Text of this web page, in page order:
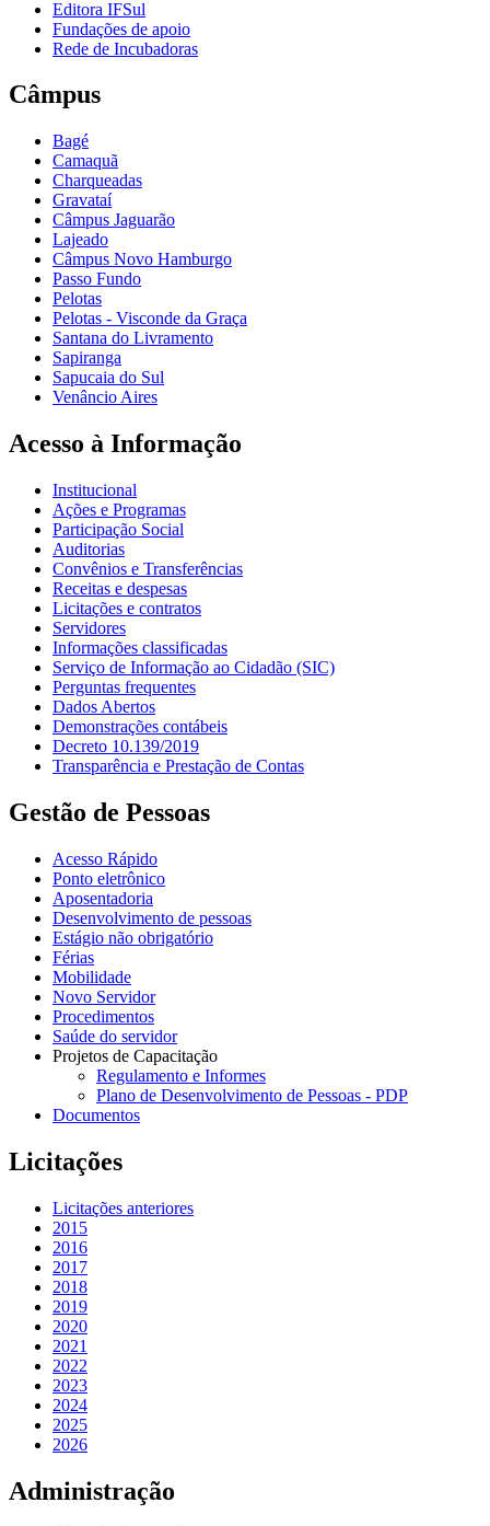
Editora IFSul
Fundações de apoio
Rede de Incubadoras
Câmpus
Bagé
Camaquã
Charqueadas
Gravataí
Câmpus Jaguarão
Lajeado
Câmpus Novo Hamburgo
Passo Fundo
Pelotas
Pelotas - Visconde da Graça
Santana do Livramento
Sapiranga
Sapucaia do Sul
Venâncio Aires
Acesso à Informação
Institucional
Ações e Programas
Participação Social
Auditorias
Convênios e Transferências
Receitas e despesas
Licitações e contratos
Servidores
Informações classificadas
Serviço de Informação ao Cidadão (SIC)
Perguntas frequentes
Dados Abertos
Demonstrações contábeis
Decreto 10.139/2019
Transparência e Prestação de Contas
Gestão de Pessoas
Acesso Rápido
Ponto eletrônico
Aposentadoria
Desenvolvimento de pessoas
Estágio não obrigatório
Férias
Mobilidade
Novo Servidor
Procedimentos
Saúde do servidor
Projetos de Capacitação
Regulamento e Informes
Plano de Desenvolvimento de Pessoas - PDP
Documentos
Licitações
Licitações anteriores
2015
2016
2017
2018
2019
2020
2021
2022
2023
2024
2025
2026
Administração